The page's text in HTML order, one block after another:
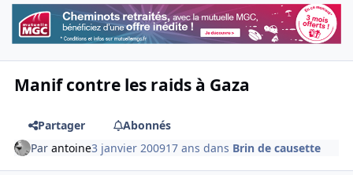
Manif contre les raids à Gaza
Partager
Abonnés
Parantoine3 janvier 200917 ans dans Brin de causette